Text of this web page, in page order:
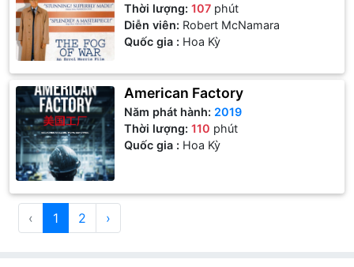
Thời lượng:107 phút
Diễn viên: Robert McNamara
Quốc gia : Hoa Kỳ
American Factory
Năm phát hành: 2019
Thời lượng:110 phút
Quốc gia : Hoa Kỳ
‹ 1 2 ›